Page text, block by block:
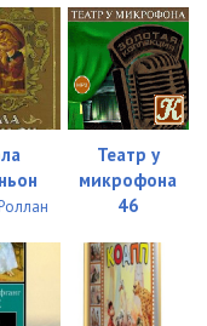
Театр у
микрофона
46